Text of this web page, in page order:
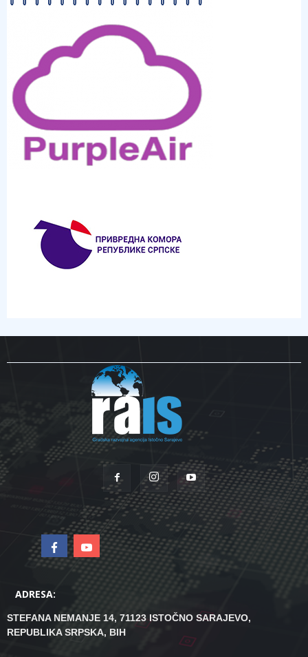
ADRESA:
STEFANA NEMANJE 14, 71123 ISTOČNO SARAJEVO,
REPUBLIKA SRPSKA, BIH